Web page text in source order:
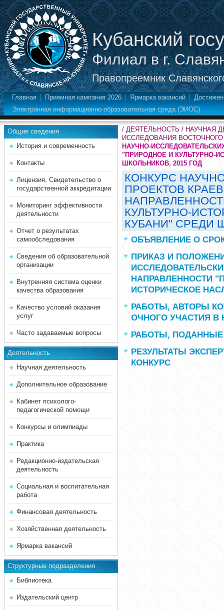
Кубанский
Филиал в г.
Правопреемник
Главная Приемная кампания 2026 Ярмарка вакансий
Электронная информационно-образовательная среда (ЭИОС)
Общие сведения
История и современность
Контакты
Лицензия, Свидетельство о
государственной аккредитации
Мониторинг эффективности
деятельности
Отчет о результатах
самообследования
Сведения об образовательной
организации
Внутренняя система оценки
качества образования
Качество условий оказания
услуг
Часто задаваемые вопросы
Деятельность
Научная деятельность
Дополнительное образование
Кабинет психолого-
педагогической помощи
Конкурсы и олимпиады
Практика
Редакционно-издательская
деятельность
Социальная и воспитательная
работа
Финансовая деятельность
Хозяйственная деятельность
Ярмарка вакансий
Структурные подразделения
Библиотека
Издательский центр
/ ДЕЯТЕЛЬНОСТЬ / НАУЧНАЯ
ИССЛЕДОВАНИЯ
НАУЧНО-
"ПРИРОДНОЕ И КУЛЬТУРНО-
ШКОЛЬНИКОВ, 2015 ГОД
КОНКУРС
ПРОЕКТОВ
КУЛЬТУРНО-
КУБАНИ" СРЕДИ
ОБЪЯВЛЕНИЕ О
ПРИКАЗ И
НАПРАВЛЕННОСТИ
ИСТОРИЧЕСКОЕ
РАБОТЫ, АВТОРЫ
ОЧНОГО УЧАСТИЯ В
РАБОТЫ, ПОДАННЫЕ
РЕЗУЛЬТАТЫ
КОНКУРС